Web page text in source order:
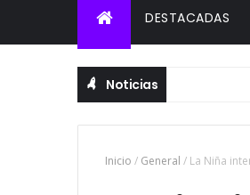
DESTACADAS
Noticias
Inicio / General / La Niña